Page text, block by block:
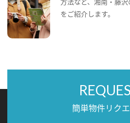
をご紹介します。
簡単物件リク